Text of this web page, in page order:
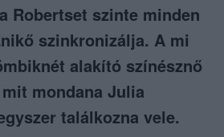
Robertset szinte minden
szinkronizálja. A mi
alakító színésznő
mondana Julia
találkozna vele.